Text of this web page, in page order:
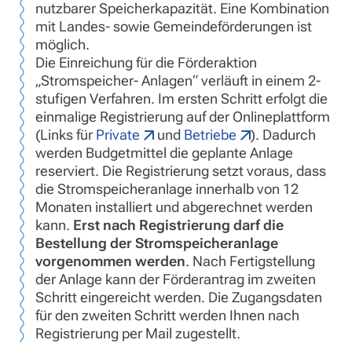
nutzbarer Speicherkapazität. Eine Kombination
mit Landes- sowie Gemeindeförderungen ist
möglich.
Die Einreichung für die Förderaktion
„Stromspeicher- Anlagen“ verläuft in einem 2-
stufigen Verfahren. Im ersten Schritt erfolgt die
einmalige Registrierung auf der Onlineplattform
(Links für Private und Betriebe
). Dadurch
werden Budgetmittel die geplante Anlage
reserviert. Die Registrierung setzt voraus, dass
die Stromspeicheranlage innerhalb von 12
Monaten installiert und abgerechnet werden
kann. Erst nach Registrierung darf die
Bestellung der Stromspeicheranlage
vorgenommen werden. Nach Fertigstellung
der Anlage kann der Förderantrag im zweiten
Schritt eingereicht werden. Die Zugangsdaten
für den zweiten Schritt werden Ihnen nach
Registrierung per Mail zugestellt.